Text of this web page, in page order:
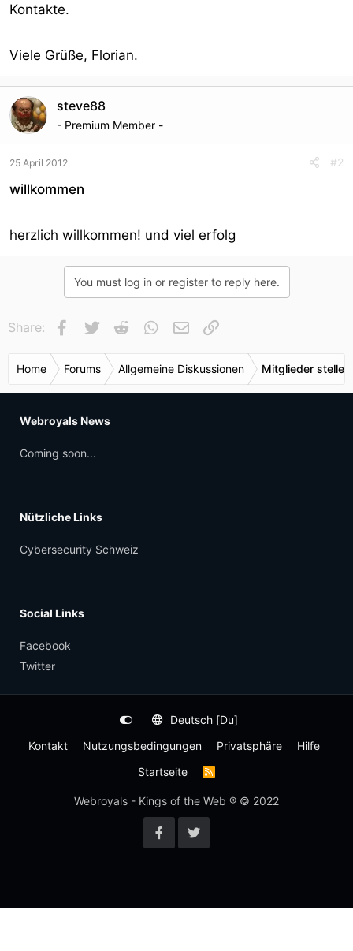
Kontakte.
Viele Grüße, Florian.
steve88
- Premium Member -
25 April 2012 #2
willkommen
herzlich willkommen! und viel erfolg
You must log in or register to reply here.
Share: Facebook
Twitter Reddit WhatsApp
E-Mail
Home Forums Allgemeine Diskussionen Mitglieder
Webroyals News
Coming soon...
Nützliche Links
Cybersecurity Schweiz
Social Links
Facebook
Twitter
Deutsch [Du]
Kontakt
Nutzungsbedingungen Privatsphäre
Hilfe
Startseite
R
S
Webroyals - Kings of the Web ® © 2022